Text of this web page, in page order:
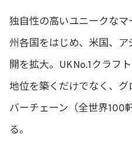
独自性の高いユニークな
州各国をはじめ、米国、
開を拡大。UKNo.1クラフ
地位を築くだけでなく、グ
バーチェーン（全世界100
る。